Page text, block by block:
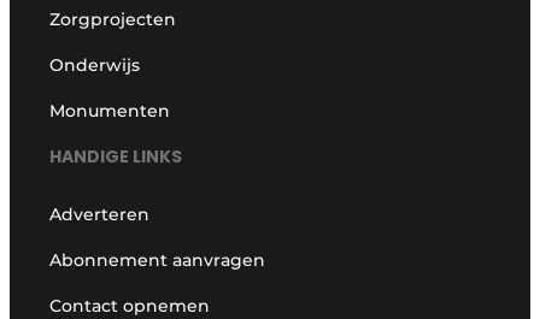
Zorgprojecten
Onderwijs
Monumenten
HANDIGE LINKS
Adverteren
Abonnement aanvragen
Contact opnemen